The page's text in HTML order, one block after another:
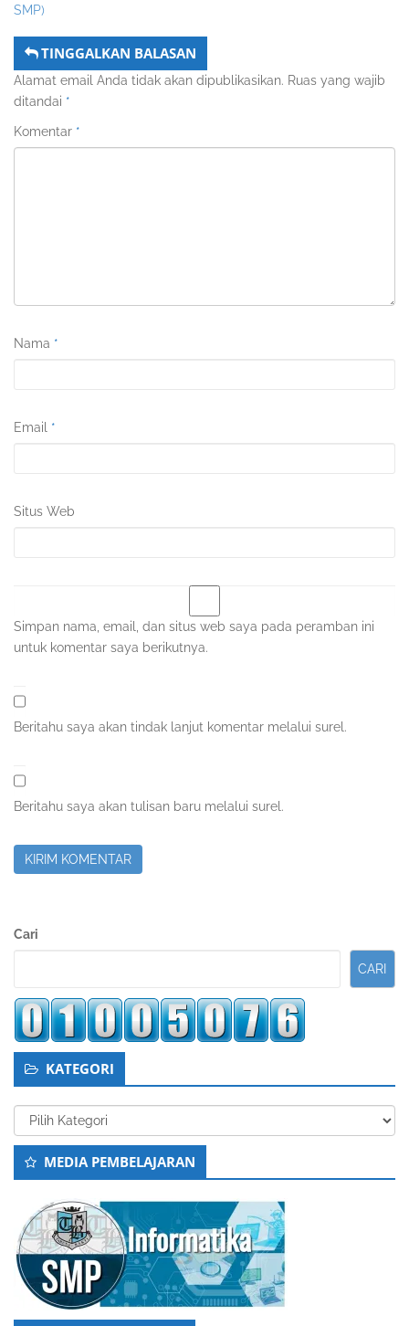
SMP)
TINGGALKAN BALASAN
Alamat email Anda tidak akan dipublikasikan. Ruas yang wajib
ditandai *
Komentar *
Nama *
Email *
Situs Web
Simpan nama, email, dan situs web saya pada peramban ini
untuk komentar saya berikutnya.
Beritahu saya akan tindak lanjut komentar melalui surel.
Beritahu saya akan tulisan baru melalui surel.
Sidebar
Cari
CARI
KATEGORI
Kategori
MEDIA PEMBELAJARAN